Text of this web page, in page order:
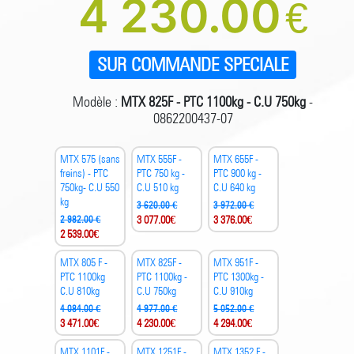
4 230.00€
SUR COMMANDE SPECIALE
Modèle : MTX 825F - PTC 1100kg - C.U 750kg-
0862200437-07
MTX 575 (sans
freins) - PTC
750kg- C.U 550
kg
2 982.00 €
2 539.00€
MTX 555F -
PTC 750 kg -
C.U 510 kg
3 620.00 €
3 077.00€
MTX 655F -
PTC 900 kg -
C.U 640 kg
3 972.00 €
3 376.00€
MTX 805 F -
PTC 1100kg
C.U 810kg
4 084.00 €
3 471.00€
MTX 825F -
PTC 1100kg -
C.U 750kg
4 977.00 €
4 230.00€
MTX 951F -
PTC 1300kg -
C.U 910kg
5 052.00 €
4 294.00€